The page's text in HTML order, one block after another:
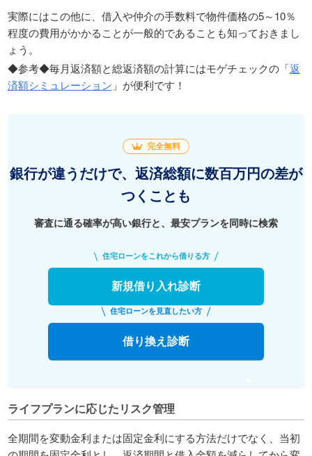
実際にはこの他に、借入や仲介の手数料で物件価格の5～10％
程度の費用がかかることが一般的であることも知っておきまし
ょう。
◆参考◆毎月返済額と総返済額の計算にはモゲチェックの「返
済額シミュレーション 」が便利です！
完全無料
銀行が違うだけで、返済総額に数百万円の差が
つくことも
審査に通る確率が高い銀行と、最安プランを同時に検索
住宅ローンをこれから借りる方
新規借り入れ診断
住宅ローンを見直したい方
借り換え診断
ライフプランに応じたリスク管理
全期間を変動金利または固定金利にする方法だけでなく、当初